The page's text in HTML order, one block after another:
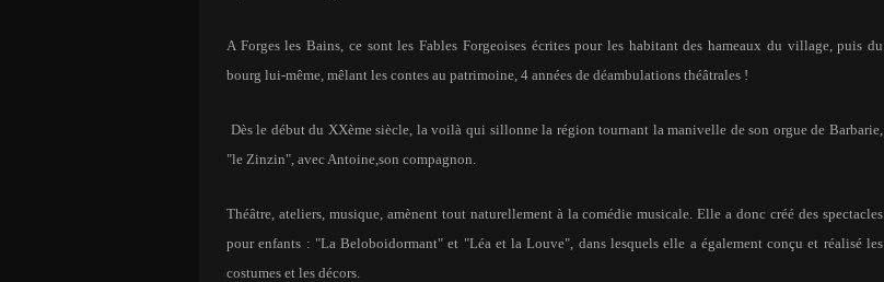
A Forges les Bains, ce sont les Fables Forgeoises écrites pour les habitant des hameaux du village, puis du
bourg lui-même, mêlant les contes au patrimoine, 4 années de déambulations théâtrales !
Dès le début du XXème siècle, la voilà qui sillonne la région tournant la manivelle de son orgue de Barbarie,
"le Zinzin", avec Antoine,son compagnon.
Théâtre, ateliers, musique, amènent tout naturellement à la comédie musicale. Elle a donc créé des spectacles
pour enfants : "La Beloboidormant" et "Léa et la Louve", dans lesquels elle a également conçu et réalisé les
costumes et les décors.